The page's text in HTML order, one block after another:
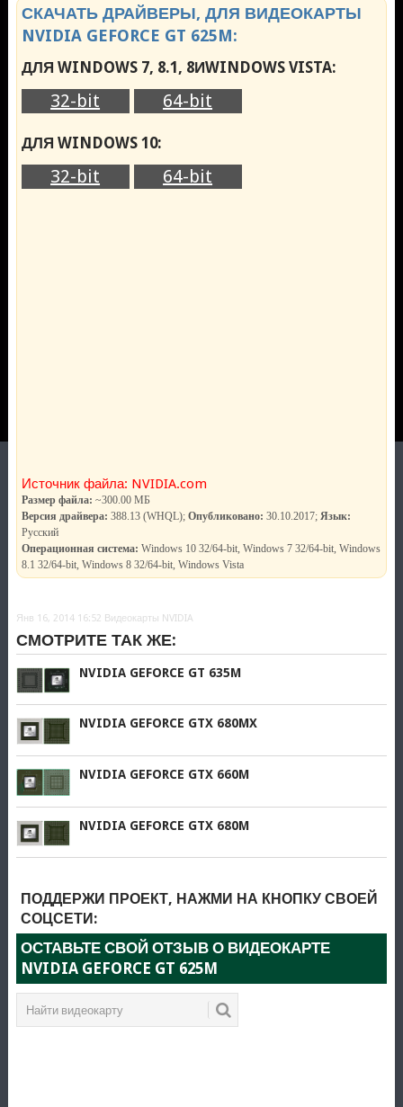
СКАЧАТЬ ДРАЙВЕРЫ, ДЛЯ ВИДЕОКАРТЫ
NVIDIA GEFORCE GT 625M:
ДЛЯ WINDOWS 7, 8.1, 8ИWINDOWS VISTA:
32-bit 64-bit
ДЛЯ WINDOWS 10:
32-bit 64-bit
Источник файла: NVIDIA.com
Размер файла: ~300.00 МБ
Версия драйвера: 388.13 (WHQL); Опубликовано: 30.10.2017; Язык:
Русский
Операционная система: Windows 10 32/64-bit, Windows 7 32/64-bit, Windows
8.1 32/64-bit, Windows 8 32/64-bit, Windows Vista
Янв 16, 2014 16:52 Видеокарты NVIDIA
СМОТРИТЕ ТАК ЖЕ:
NVIDIA GEFORCE GT 635M
NVIDIA GEFORCE GTX 680MX
NVIDIA GEFORCE GTX 660M
NVIDIA GEFORCE GTX 680M
ПОДДЕРЖИ ПРОЕКТ, НАЖМИ НА КНОПКУ СВОЕЙ
СОЦСЕТИ:
ОСТАВЬТЕ СВОЙ ОТЗЫВ О ВИДЕОКАРТЕ
NVIDIA GEFORCE GT 625M